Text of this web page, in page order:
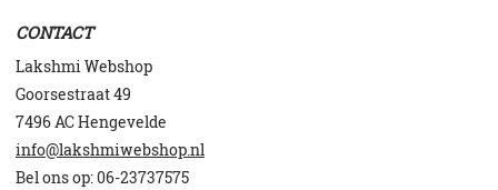
CONTACT
Lakshmi Webshop
Goorsestraat 49
7496 AC Hengevelde
info@lakshmiwebshop.nl
Bel ons op:06-23737575